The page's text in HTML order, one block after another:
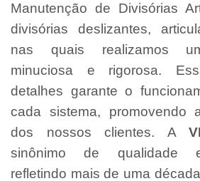
Manutenção de Divisórias
divisórias deslizantes,
nas quais realizamos
minuciosa e rigorosa.
detalhes garante o
cada sistema, promovendo
dos nossos clientes. A
sinônimo de qualidade
refletindo mais de uma